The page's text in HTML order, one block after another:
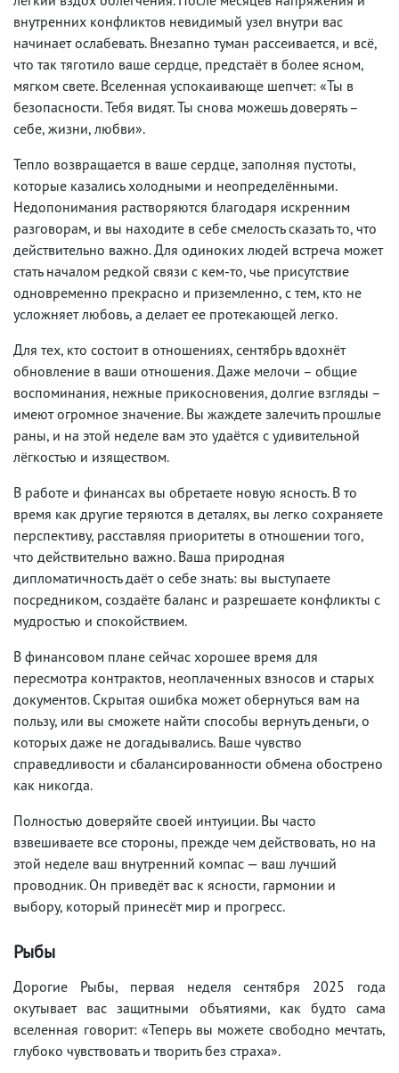
внутренних конфликтов невидимый узел внутри вас
начинает ослабевать. Внезапно туман рассеивается, и всё,
что так тяготило ваше сердце, предстаёт в более ясном,
мягком свете. Вселенная успокаивающе шепчет: «Ты в
безопасности. Тебя видят. Ты снова можешь доверять –
себе, жизни, любви».
Тепло возвращается в ваше сердце, заполняя пустоты,
которые казались холодными и неопределёнными.
Недопонимания растворяются благодаря искренним
разговорам, и вы находите в себе смелость сказать то, что
действительно важно. Для одиноких людей встреча может
стать началом редкой связи с кем-то, чье присутствие
одновременно прекрасно и приземленно, с тем, кто не
усложняет любовь, а делает ее протекающей легко.
Для тех, кто состоит в отношениях, сентябрь вдохнёт
обновление в ваши отношения. Даже мелочи – общие
воспоминания, нежные прикосновения, долгие взгляды –
имеют огромное значение. Вы жаждете залечить прошлые
раны, и на этой неделе вам это удаётся с удивительной
лёгкостью и изяществом.
В работе и финансах вы обретаете новую ясность. В то
время как другие теряются в деталях, вы легко сохраняете
перспективу, расставляя приоритеты в отношении того,
что действительно важно. Ваша природная
дипломатичность даёт о себе знать: вы выступаете
посредником, создаёте баланс и разрешаете конфликты с
мудростью и спокойствием.
В финансовом плане сейчас хорошее время для
пересмотра контрактов, неоплаченных взносов и старых
документов. Скрытая ошибка может обернуться вам на
пользу, или вы сможете найти способы вернуть деньги, о
которых даже не догадывались. Ваше чувство
справедливости и сбалансированности обмена обострено
как никогда.
Полностью доверяйте своей интуиции. Вы часто
взвешиваете все стороны, прежде чем действовать, но на
этой неделе ваш внутренний компас — ваш лучший
проводник. Он приведёт вас к ясности, гармонии и
выбору, который принесёт мир и прогресс.
Рыбы
Дорогие Рыбы, первая неделя сентября 2025 года
окутывает вас защитными объятиями, как будто сама
вселенная говорит: «Теперь вы можете свободно мечтать,
глубоко чувствовать и творить без страха».